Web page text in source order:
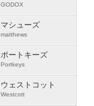
GODOX
マシューズ
matthews
ポートキーズ
Portkeys
ウェストコット
Westcott